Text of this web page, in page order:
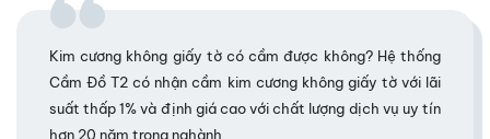
Kim cương không giấy tờ có cầm được không? Hệ thống
Cầm Đồ T2 có nhận cầm kim cương không giấy tờ với lãi
suất thấp 1% và định giá cao với chất lượng dịch vụ uy tín
hơn 20 năm trong nghành.